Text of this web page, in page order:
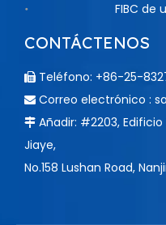
FIBC de
CONTÁCTENOS
 Teléfono: +86-25-
 Correo electrónico :
 Añadir: #2203,
Jiaye,
No.158 Lushan Road,